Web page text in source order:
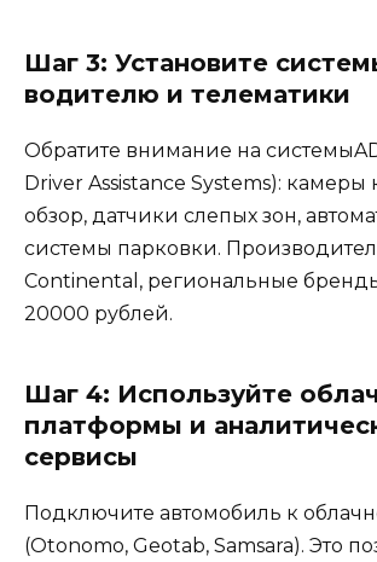
Шаг 3: Установите
водителю и телематики
Обратите внимание на
Driver Assistance Systems): камеры
обзор, датчики слепых зон,
системы парковки.
Continental, региональные
20000 рублей.
Шаг 4: Используйте
платформы и
сервисы
Подключите автомобиль к
(Otonomo, Geotab, Samsara). Это